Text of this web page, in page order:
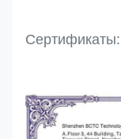
Сертификаты: